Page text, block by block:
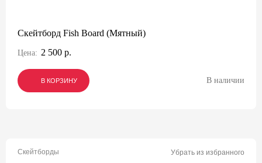
Скейтборд Fish Board (Мятный)
Цена: 2 500 р.
В КОРЗИНУ
В КОРЗИНУ
В КОРЗИНУ В наличии
Скейтборды Убрать из избранного